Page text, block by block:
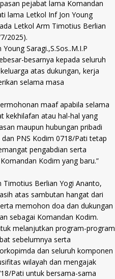
pejabat lama Komandan
lama Letkol Inf Jon Young
Letkol Arm Timotius Berlian
2025).
Saragi.,S.Sos..M.Ι.Ρ
besarnya kepada seluruh
atas dukungan, kerja
selama masa
maaf apabila selama
kekhilafan atau hal-hal yang
maupun hubungan pribadi
PNS Kodim 0718/Pati tetap
pengabdian serta
Kodim yang baru.”
Berlian Yogi Ananto,
atas sambutan hangat dari
memohon doa dan dukungan
sebagai Komandan Kodim.
melanjutkan program-program
sebelumnya serta
dan seluruh komponen
wilayah dan mengajak
Pati untuk bersama-sama